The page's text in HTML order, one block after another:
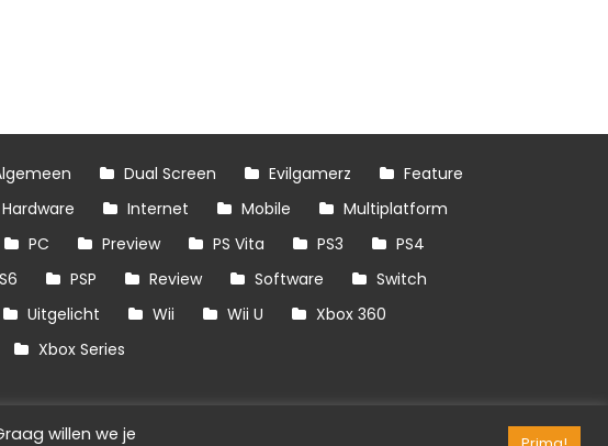
Dual Screen Evilgamerz
Feature
Hardware Internet Mobile
Multiplatform
PC Preview PS Vita PS3
PS4
PSP Review Software
Switch
Uitgelicht Wii Wii U
Xbox 360
Xbox Series
willen we je